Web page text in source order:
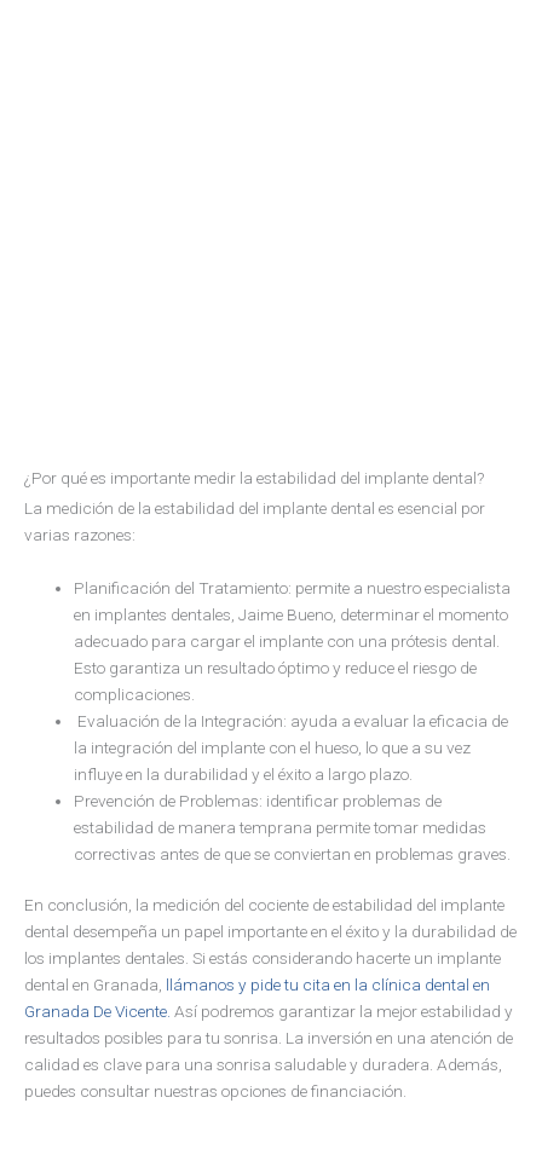
¿Por qué es importante medir la estabilidad del implante dental?
La medición de la estabilidad del implante dental es esencial por
varias razones:
Planificación del Tratamiento: permite a nuestro especialista
en implantes dentales, Jaime Bueno, determinar el momento
adecuado para cargar el implante con una prótesis dental.
Esto garantiza un resultado óptimo y reduce el riesgo de
complicaciones.
Evaluación de la Integración: ayuda a evaluar la eficacia de
la integración del implante con el hueso, lo que a su vez
influye en la durabilidad y el éxito a largo plazo.
Prevención de Problemas: identificar problemas de
estabilidad de manera temprana permite tomar medidas
correctivas antes de que se conviertan en problemas graves.
En conclusión, la medición del cociente de estabilidad del implante
dental desempeña un papel importante en el éxito y la durabilidad de
los implantes dentales. Si estás considerando hacerte un implante
dental en Granada, llámanos y pide tu cita en la clínica dental en
Granada De Vicente. Así podremos garantizar la mejor estabilidad y
resultados posibles para tu sonrisa. La inversión en una atención de
calidad es clave para una sonrisa saludable y duradera. Además,
puedes consultar nuestras opciones de financiación.